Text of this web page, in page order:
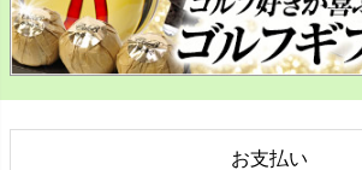
お支払い